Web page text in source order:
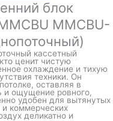
блок
MMCBU-
кассетный
ценит чистую
охлаждение и тихую
техники. Он
оставляя в
и ощущение ровного,
удобен для вытянутых
коммерческих
деликатно и